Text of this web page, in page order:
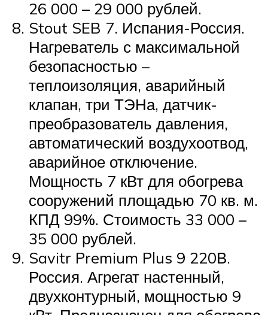
26 000 – 29 000 рублей.
Stout SEB 7. Испания-Россия.
Нагреватель с максимальной
безопасностью –
теплоизоляция, аварийный
клапан, три ТЭНа, датчик-
преобразователь давления,
автоматический воздухоотвод,
аварийное отключение.
Мощность 7 кВт для обогрева
сооружений площадью 70 кв. м.
КПД 99%. Стоимость 33 000 –
35 000 рублей.
Savitr Premium Plus 9 220В.
Россия. Агрегат настенный,
двухконтурный, мощностью 9